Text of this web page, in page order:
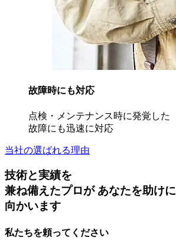
故障時にも対応
点検・メンテナンス時に発覚した
故障にも迅速に対応
当社の選ばれる理由
技術と実績を
兼ね備えたプロが あなたを助けに
向かいます
私たちを頼ってください